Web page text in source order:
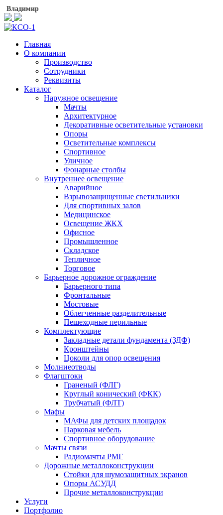
Владимир
Главная
О компании
Производство
Сотрудники
Реквизиты
Каталог
Наружное освещение
Мачты
Архитектурное
Декоративные осветительные установки
Опоры
Осветительные комплексы
Спортивное
Уличное
Фонарные столбы
Внутреннее освещение
Аварийное
Взрывозащищенные светильники
Для спортивных залов
Медицинское
Освещение ЖКХ
Офисное
Промышленное
Складское
Тепличное
Торговое
Барьерное дорожное ограждение
Барьерного типа
Фронтальные
Мостовые
Облегченные разделительные
Пешеходные перильные
Комплектующие
Закладные детали фундамента (ЗДФ)
Кронштейны
Цоколи для опор освещения
Молниеотводы
Флагштоки
Граненый (ФЛГ)
Круглый конический (ФКК)
Трубчатый (ФЛТ)
Мафы
МАФы для детских площадок
Парковая мебель
Спортивное оборудование
Мачты связи
Радиомачты РМГ
Дорожные металлоконструкции
Cтойки для шумозащитных экранов
Опоры АСУДД
Прочие металлоконструкции
Услуги
Портфолио